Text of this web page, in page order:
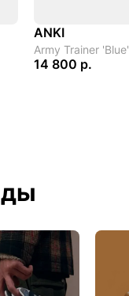
ANKI
Army Trainer 'Blue'
14 800 р.